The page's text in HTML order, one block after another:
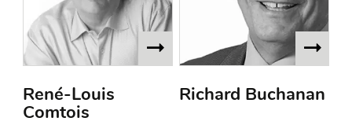
René-Louis
Comtois
Richard Buchanan